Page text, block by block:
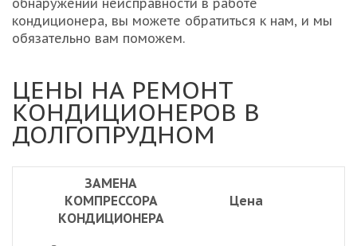
обнаружении неисправности в работе
кондиционера, вы можете обратиться к нам, и мы
обязательно вам поможем.
ЦЕНЫ НА РЕМОНТ
КОНДИЦИОНЕРОВ В
ДОЛГОПРУДНОМ
ЗАМЕНА
КОМПРЕССОРА
КОНДИЦИОНЕРА
Цена